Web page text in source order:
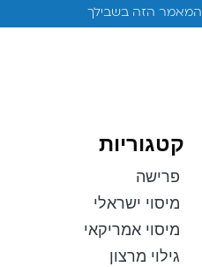
המאמר הזה בשבילך
קטגוריות
פרישה
מיסוי ישראלי
מיסוי אמריקאי
גילוי מרצון